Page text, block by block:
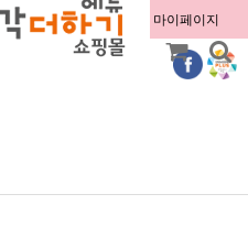
주문조회 마이페이지